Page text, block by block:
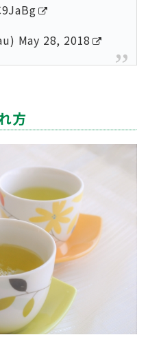
May 28, 2018
方